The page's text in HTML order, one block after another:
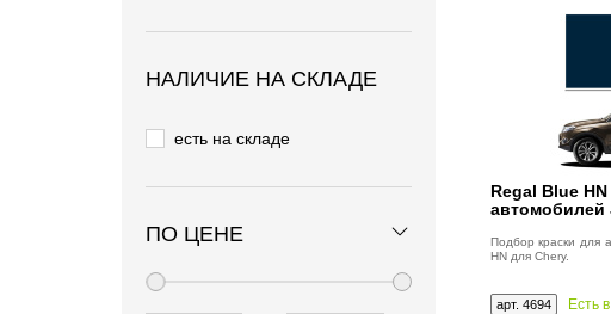
НАЛИЧИЕ НА СКЛАДЕ
есть на складе
ПО ЦЕНЕ
Regal Blue
автомобилей
Подбор краски для
HN для Chery.
арт. 4694 Есть